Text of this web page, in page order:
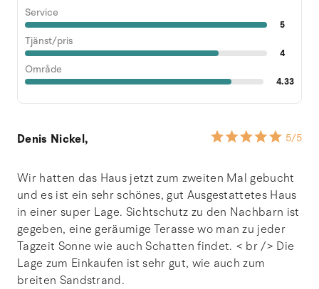
Service
5
Tjänst/pris
4
Område
4.33
Denis Nickel, 5/5
Wir hatten das Haus jetzt zum zweiten Mal gebucht
und es ist ein sehr schönes, gut Ausgestattetes Haus
in einer super Lage. Sichtschutz zu den Nachbarn ist
gegeben, eine geräumige Terasse wo man zu jeder
Tagzeit Sonne wie auch Schatten findet. < br /> Die
Lage zum Einkaufen ist sehr gut, wie auch zum
breiten Sandstrand.